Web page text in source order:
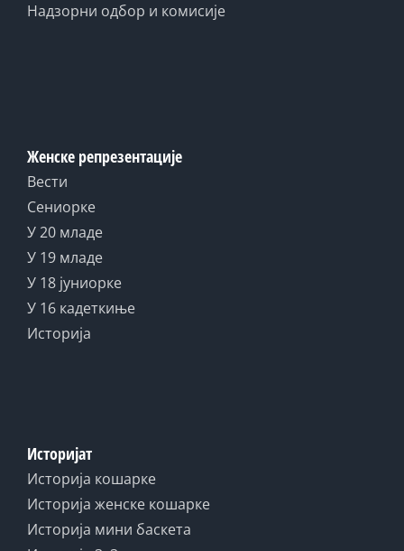
Надзорни одбор и комисије
Женске репрезентације
Вести
Сениорке
У 20 младе
У 19 младе
У 18 јуниорке
У 16 кадеткиње
Историја
Историјат
Историја кошарке
Историја женске кошарке
Историја мини баскета